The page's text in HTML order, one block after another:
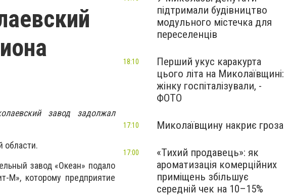
завод задолжал
области.
завод «Океан» подало
М», которому предприятие
підтримали будівництво
модульного містечка для
переселенців
Перший укус каракурта
цього літа на Миколаївщині:
жінку госпіталізували, -
ФОТО
18:10
Миколаївщину накриє гроза
17:10
«Тихий продавець»: як
ароматизація комерційних
приміщень збільшує
середній чек на 10–15%
17:00